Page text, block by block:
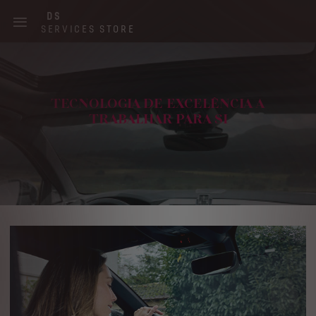
DS
SERVICES STORE
TECNOLOGIA DE EXCELÊNCIA A
TRABALHAR PARA SI